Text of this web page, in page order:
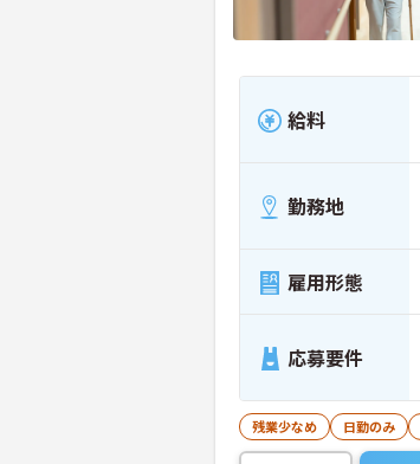
給料
勤務地
雇用形態
応募要件
残業少なめ 日勤のみ